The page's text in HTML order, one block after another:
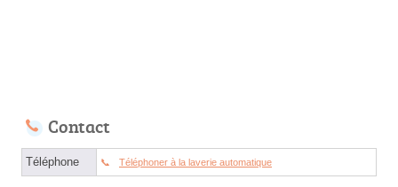
Contact
Téléphone Téléphoner à la laverie automatique